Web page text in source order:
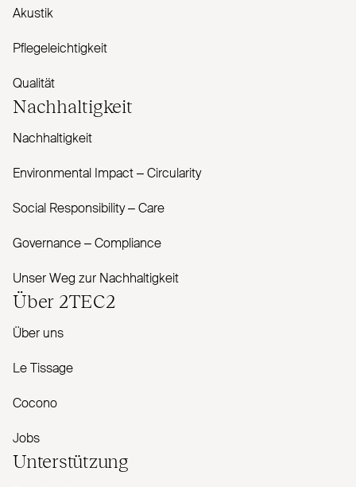
Akustik
Pflegeleichtigkeit
Qualität
Nachhaltigkeit
Nachhaltigkeit
Envi­ronmental Impact – Cir­cularity
Social Responsibility – Care
Governance – Com­pliance
Unser Weg zur Nachhaltigkeit
Über 2TEC2
Über uns
Le Tissage
Cocono
Jobs
Unterstützung